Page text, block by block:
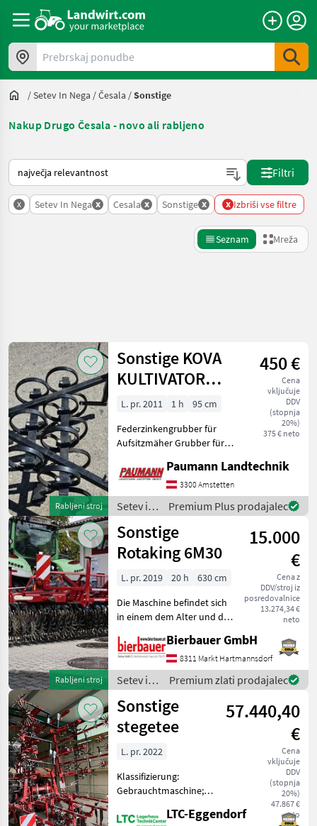
Prebrskaj ponudbe
/Setev In Nega /Česala /Sonstige
Nakup Drugo Česala - novo ali rabljeno
Tako je razvrščeno na Landwirt.com
Filtri
x Setev In Nega x Cesala x Sonstige x x Izbriši vse filtre
Seznam Mreža
Kategorija 4 Država Filtri
TRENUTNA
POT
Kmetijska
tehnika
Setev
In
Nega
Cesala
Sonstige
IZBERITE
KATEGORIJO
Sonstige
Einböck
APV
Treffler
Hatzenbichler
Horsch
Prikaži
vse
(24)
Ponastavi
Prikaži
rezultatov
Rabljeni stroj
Sonstige KOVA
KULTIVATOR
Federzinkengrubber
450 €
Cena
vključuje
DDV
(stopnja
20%)
375 € neto
L. pr. 2011 1 h
95 cm
Federzinkengrubber für
Aufsitzmäher Grubber für 2
einmal benutzt! Setev in
nega Česala
Paumann Landtechnik
3300 Amstetten
Setev in
nega /
Sonstige
Premium Plus prodajalec
Rabljeni stroj
Sonstige
Rotaking 6M30
15.000
€
Cena z
DDV/stroj iz
posredovalnice
13.274,34 €
neto
L. pr. 2019 20 h
630 cm
Die Maschine befindet sich
in einem dem Alter und der
Zustand und kann nach
telefonischer Vereinbarung
gerne vor Ort besichtigt
und geprüft we
Bierbauer GmbH
8311 Markt Hartmannsdorf
Setev in
nega /
Sonstige
Premium zlati prodajalec
Sonstige
stegetee
57.440,40
€
Cena
vključuje
DDV
(stopnja
20%)
47.867 €
neto
L. pr. 2022
Klassifizierung:
Gebrauchtmaschine;
S03504; Anzahl Vorbesitzer:
LTC-Eggendorf